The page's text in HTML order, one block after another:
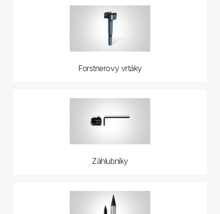
Forstnerovy vrtáky
Záhlubníky